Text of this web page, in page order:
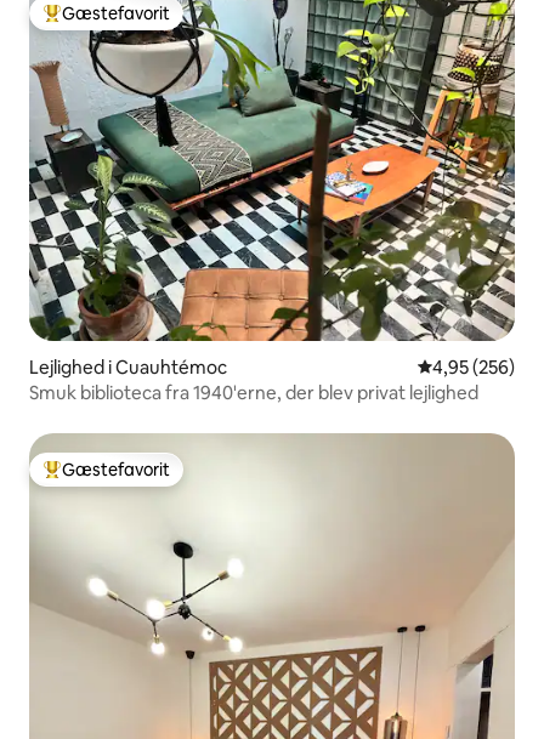
Bedste gæstefavorit
Gæstefavorit
Lejlighed i Cuauhtémoc 4,95 ud af 5 i
4,95 (256)
Smuk biblioteca fra 1940'erne, der blev privat lejlighed
Bedste gæstefavorit
Gæstefavorit